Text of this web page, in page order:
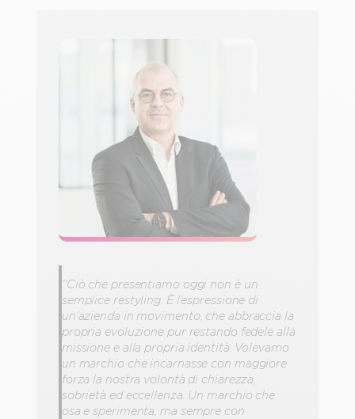
“Ciò che presentiamo oggi non è un
semplice restyling. È l’espressione di
un’azienda in movimento, che abbraccia la
propria evoluzione pur restando fedele alla
missione e alla propria identità. Volevamo
un marchio che incarnasse con maggiore
forza la nostra volontà di chiarezza,
sobrietà ed eccellenza. Un marchio che
osa e sperimenta, ma sempre con